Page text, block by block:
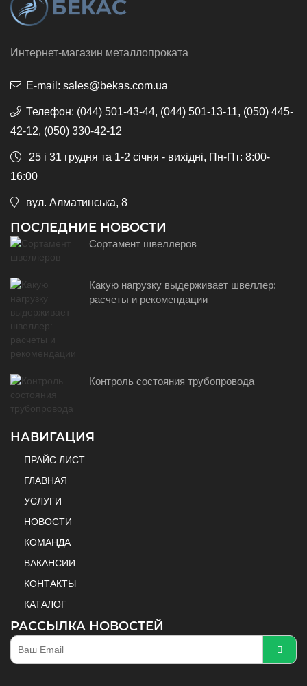
Интернет-магазин металлопроката
E-mail: sales@bekas.com.ua
Телефон: (044) 501-43-44, (044) 501-13-11, (050) 445-
42-12, (050) 330-42-12
25 і 31 грудня та 1-2 січня - вихідні, Пн-Пт: 8:00-
16:00
вул. Алматинська, 8
ПОСЛЕДНИЕ НОВОСТИ
Сортамент швеллеров
Какую нагрузку выдерживает швеллер:
расчеты и рекомендации
Контроль состояния трубопровода
НАВИГАЦИЯ
ПРАЙС ЛИСТ
ГЛАВНАЯ
УСЛУГИ
НОВОСТИ
КОМАНДА
ВАКАНСИИ
КОНТАКТЫ
КАТАЛОГ
РАССЫЛКА НОВОСТЕЙ